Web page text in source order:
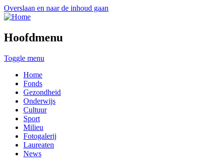
Overslaan en naar de inhoud gaan
Hoofdmenu
Toggle menu
Home
Fonds
Gezondheid
Onderwijs
Cultuur
Sport
Milieu
Fotogalerij
Laureaten
News